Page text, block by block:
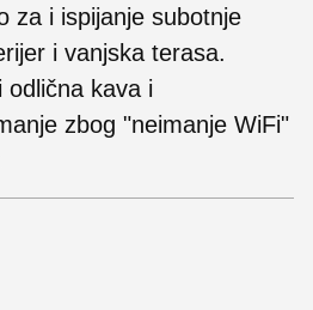
za i ispijanje subotnje
i vanjska terasa.
odlična kava i
zbog "neimanje WiFi"